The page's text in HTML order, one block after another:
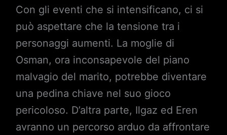
Con gli eventi che si intensificano, ci si
può aspettare che la tensione tra i
personaggi aumenti. La moglie di
Osman, ora inconsapevole del piano
malvagio del marito, potrebbe diventare
una pedina chiave nel suo gioco
pericoloso. D’altra parte, Ilgaz ed Eren
avranno un percorso arduo da affrontare